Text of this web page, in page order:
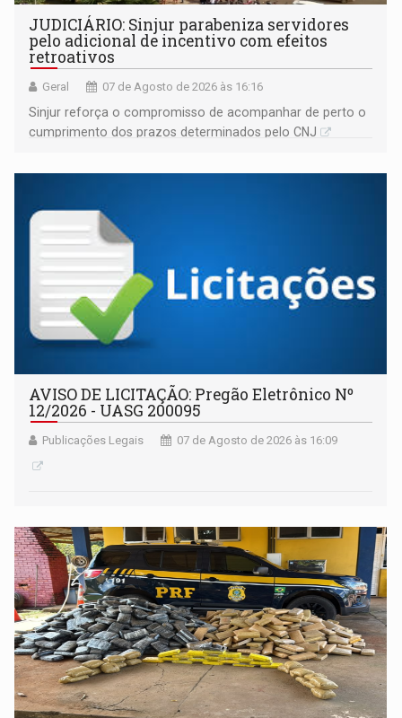
JUDICIÁRIO: Sinjur parabeniza servidores
pelo adicional de incentivo com efeitos
retroativos
Geral 07 de Agosto de 2026 às 16:16
Sinjur reforça o compromisso de acompanhar de perto o
cumprimento dos prazos determinados pelo CNJ
AVISO DE LICITAÇÃO: Pregão Eletrônico Nº
12/2026 - UASG 200095
Publicações Legais 07 de Agosto de 2026 às 16:09